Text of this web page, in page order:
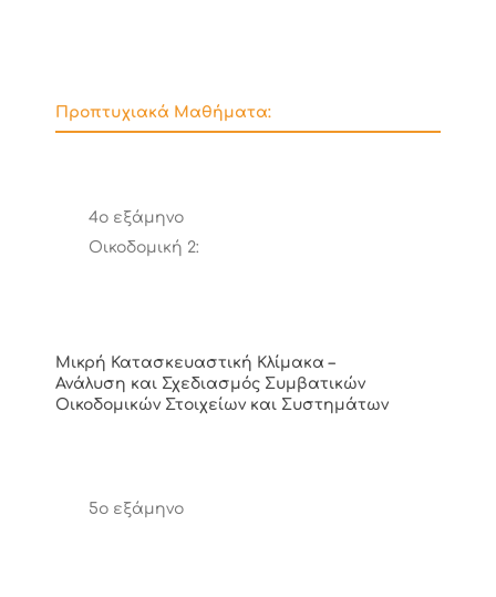
Προπτυχιακά Μαθήματα:
4ο εξάμηνο
Οικοδομική 2:
Μικρή Κατασκευαστική Κλίμακα –
Ανάλυση και Σχεδιασμός Συμβατικών
Οικοδομικών Στοιχείων και Συστημάτων
5ο εξάμηνο